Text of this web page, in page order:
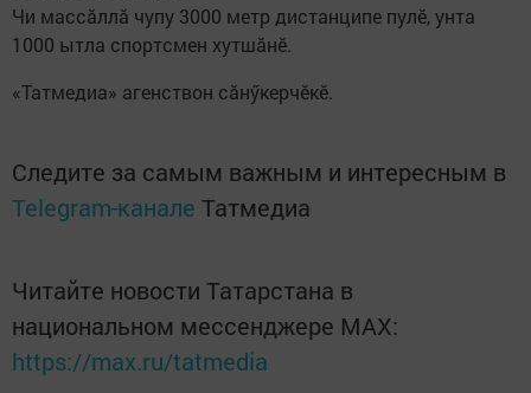
Чи массăллă чупу 3000 метр дистанципе пулӗ, унта
1000 ытла спортсмен хутшăнӗ.
«Татмедиа» агенствон сăнӳкерчӗкӗ.
Следите за самым важным и интересным в
Telegram-канале Татмедиа
Читайте новости Татарстана в
национальном мессенджере MАХ:
https://max.ru/tatmedia